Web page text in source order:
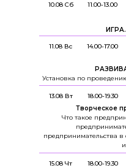
15.08 Чт 18.00-19.30
13.08 Вт
Творческое
Что такое
предпринимательства в
18.00-19.30
11.08 Вс
Установка по
14.00-17.00
10.08 Сб 11.00-13.00
ИГРА.